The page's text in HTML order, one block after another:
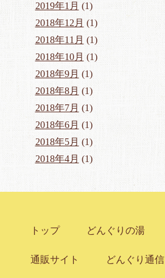
2019年1月 (1)
2018年12月 (1)
2018年11月 (1)
2018年10月 (1)
2018年9月 (1)
2018年8月 (1)
2018年7月 (1)
2018年6月 (1)
2018年5月 (1)
2018年4月 (1)
トップ どんぐりの湯
通販サイト どんぐり通信